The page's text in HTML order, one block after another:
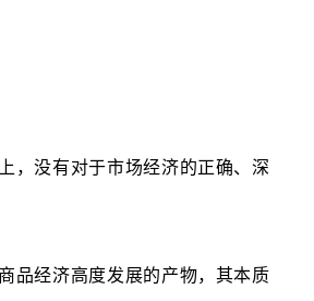
，没有对于市场经济的正确、深
品经济高度发展的产物，其本质